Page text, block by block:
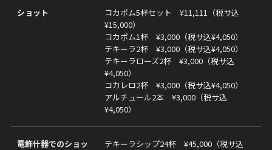
ショット
コカポム5杯セット ¥11,111（税サ込
¥15,000）
コカポム1杯 ¥3,000（税サ込¥4,050）
テキーラ2杯 ¥3,000（税サ込¥4,050）
テキーラローズ2杯 ¥3,000（税サ込
¥4,050）
コカレロ2杯 ¥3,000（税サ込¥4,050）
アルチュール2本 ¥3,000（税サ込
¥4,050）
電飾什器でのショッ テキーラシップ24杯 ¥45,000（税サ込